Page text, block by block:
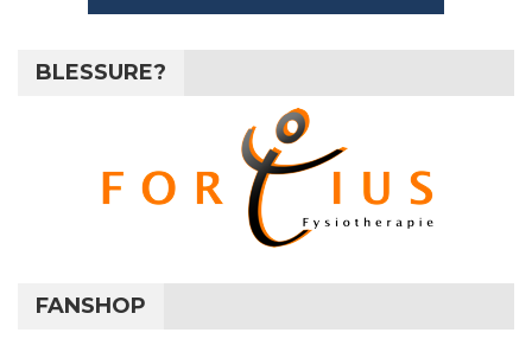
BLESSURE?
FANSHOP